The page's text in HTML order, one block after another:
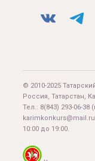
© 2010-2025
Россия, Татарстан,
Тел.: 8(843) 293-06-38
karimkonkurs@mail.ru
10:00 до 19:00.